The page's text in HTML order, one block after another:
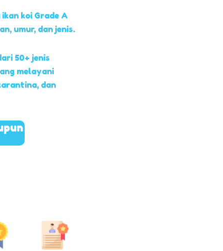
koi Grade A
umur, dan jenis.
50+ jenis
melayani
dan